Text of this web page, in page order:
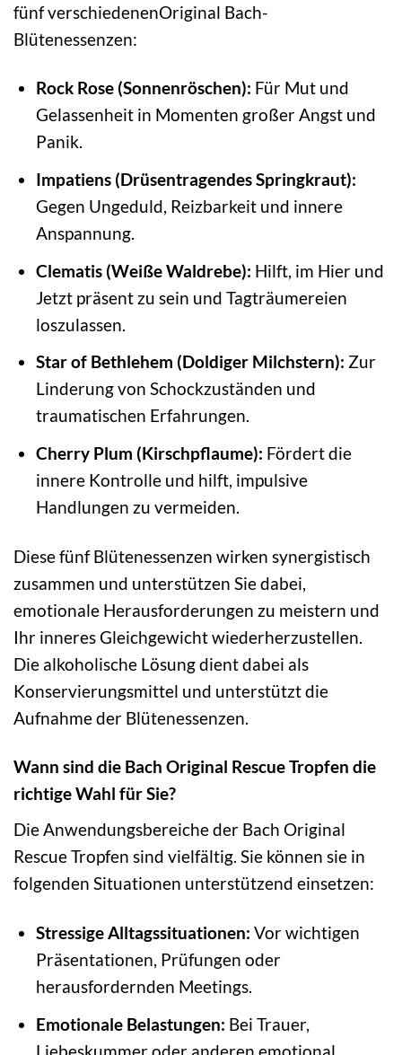
fünf verschiedenenOriginal Bach-
Blütenessenzen:
Rock Rose (Sonnenröschen): Für Mut und
Gelassenheit in Momenten großer Angst und
Panik.
Impatiens (Drüsentragendes Springkraut):
Gegen Ungeduld, Reizbarkeit und innere
Anspannung.
Clematis (Weiße Waldrebe): Hilft, im Hier und
Jetzt präsent zu sein und Tagträumereien
loszulassen.
Star of Bethlehem (Doldiger Milchstern): Zur
Linderung von Schockzuständen und
traumatischen Erfahrungen.
Cherry Plum (Kirschpflaume): Fördert die
innere Kontrolle und hilft, impulsive
Handlungen zu vermeiden.
Diese fünf Blütenessenzen wirken synergistisch
zusammen und unterstützen Sie dabei,
emotionale Herausforderungen zu meistern und
Ihr inneres Gleichgewicht wiederherzustellen.
Die alkoholische Lösung dient dabei als
Konservierungsmittel und unterstützt die
Aufnahme der Blütenessenzen.
Wann sind die Bach Original Rescue Tropfen die
richtige Wahl für Sie?
Die Anwendungsbereiche der Bach Original
Rescue Tropfen sind vielfältig. Sie können sie in
folgenden Situationen unterstützend einsetzen:
Stressige Alltagssituationen: Vor wichtigen
Präsentationen, Prüfungen oder
herausfordernden Meetings.
Emotionale Belastungen: Bei Trauer,
Liebeskummer oder anderen emotional